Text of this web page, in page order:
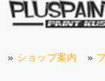
» ショップ案内 »